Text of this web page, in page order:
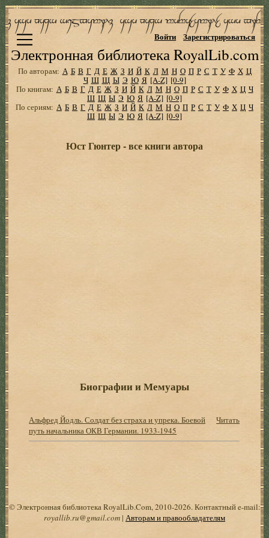
Электронная библиотека RoyalLib.com
Войти Зарегистрироваться
По авторам: А Б В Г Д Е Ж З И Й К Л М Н О П Р С Т У Ф Х Ц
Ч Ш Щ Ы Э Ю Я [A-Z] [0-9]
По книгам: А Б В Г Д Е Ж З И Й К Л М Н О П Р С Т У Ф Х Ц Ч
Ш Щ Ы Э Ю Я [A-Z] [0-9]
По сериям: А Б В Г Д Е Ж З И Й К Л М Н О П Р С Т У Ф Х Ц Ч
Ш Щ Ы Э Ю Я [A-Z] [0-9]
Юст Гюнтер - все книги автора
Биографии и Мемуары
Альфред Йодль. Солдат без страха и упрека. Боевой
путь начальника ОКВ Германии. 1933-1945
Читать
© Электронная библиотека RoyalLib.Com, 2010-2026. Контактный e-mail:
royallib.ru@gmail.com| Авторам и правообладателям